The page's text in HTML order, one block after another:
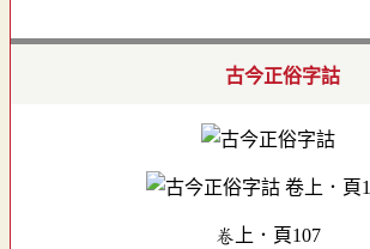
古今正俗字詁
卷上．頁107